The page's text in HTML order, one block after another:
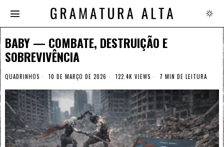
BABY — COMBATE, DESTRUIÇÃO E
SOBREVIVÊNCIA
QUADRINHOS 10 DE MARÇO DE 2026 122.4K VIEWS 7 MIN DE LEITURA